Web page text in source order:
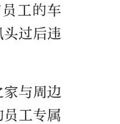
工的车
过后违
家与周边
工专属